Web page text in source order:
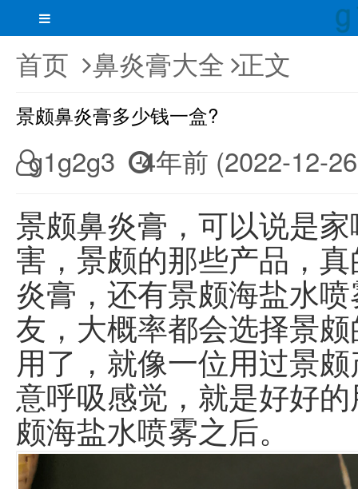
首页 鼻炎膏大全 正文
景颇鼻炎膏多少钱一盒?
g1g2g3 4年前 (2022-12-
景颇鼻炎膏，可以说是
害，景颇的那些产品，
炎膏，还有景颇海盐水
友，大概率都会选择景
用了，就像一位用过景
意呼吸感觉，就是好好
颇海盐水喷雾之后。